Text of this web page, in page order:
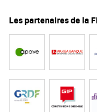
Les partenaires de la